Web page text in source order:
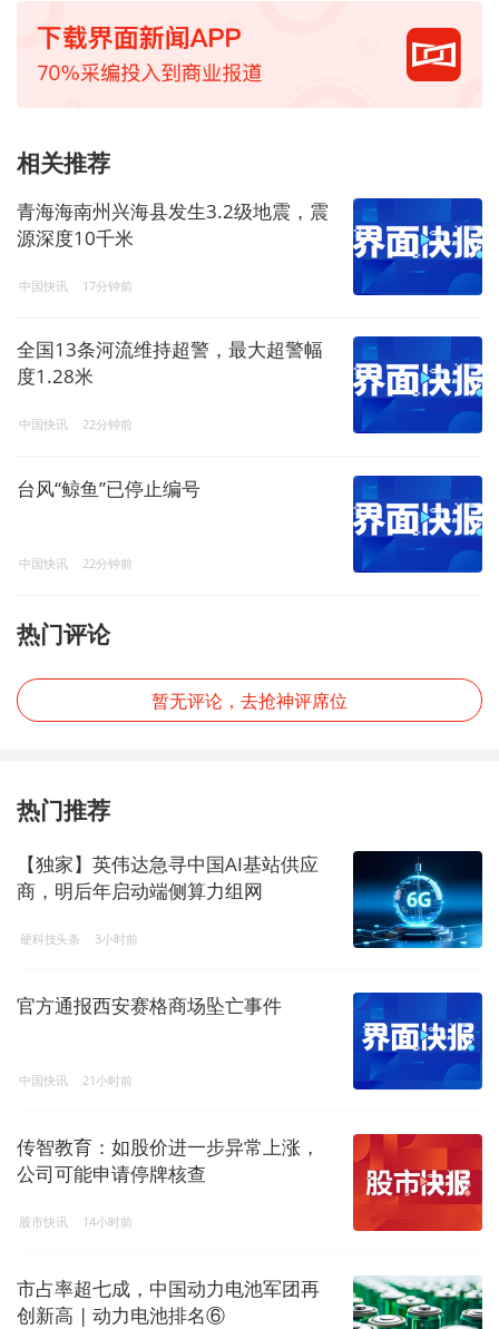
相关推荐
青海海南州兴海县发生3.2级地震，震
源深度10千米
中国快讯 17分钟前
全国13条河流维持超警，最大超警幅
度1.28米
中国快讯 22分钟前
台风“鲸鱼”已停止编号
中国快讯 22分钟前
热门评论
暂无评论，去抢神评席位
热门推荐
【独家】英伟达急寻中国AI基站供应
商，明后年启动端侧算力组网
硬科技头条 3小时前
官方通报西安赛格商场坠亡事件
中国快讯 21小时前
传智教育：如股价进一步异常上涨，
公司可能申请停牌核查
股市快讯 14小时前
市占率超七成，中国动力电池军团再
创新高 | 动力电池排名⑥